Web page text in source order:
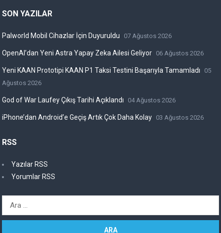
SON YAZILAR
Palworld Mobil Cihazlar İçin Duyuruldu 07 Ağustos 2026
OpenAI’dan Yeni Astra Yapay Zeka Ailesi Geliyor 06 Ağustos 2026
Yeni KAAN Prototipi KAAN P1 Taksi Testini Başarıyla Tamamladı
05
Ağustos 2026
God of War Laufey Çıkış Tarihi Açıklandı 04 Ağustos 2026
iPhone’dan Android’e Geçiş Artık Çok Daha Kolay 03 Ağustos 2026
RSS
Yazılar RSS
Yorumlar RSS
Arama: